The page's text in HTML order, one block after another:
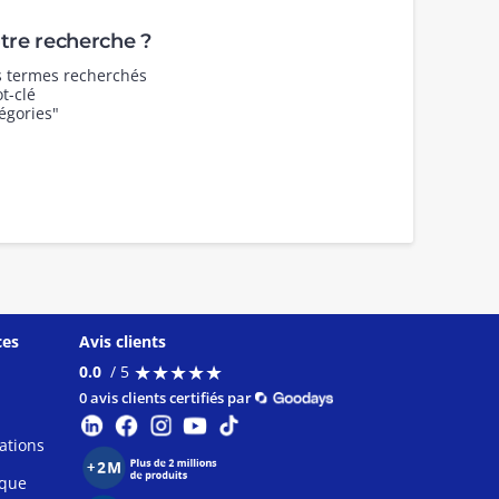
recherche ?
recherchés
clé
Avis clients
0.0 / 5 ★★★★★
★★★★★
0 avis clients certifiés par